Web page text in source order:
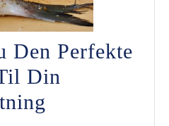
Den Perfekte
Din